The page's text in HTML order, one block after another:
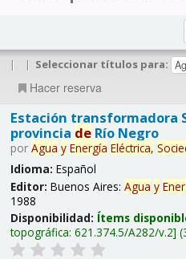
| | Seleccionar títulos para:
Hacer reserva
Estación transformadora
provincia deRío Negro
por Agua y Energía Eléctrica,
Idioma: Español
Editor: Buenos Aires: Agua y
1988
Disponibilidad: Ítems
topográfica: 621.374.5/A282/v.2